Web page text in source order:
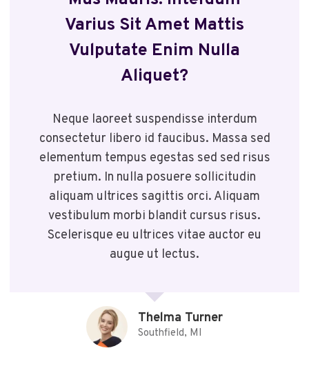
Varius Sit Amet Mattis
Vulputate Enim Nulla
Aliquet?
Neque laoreet suspendisse interdum
consectetur libero id faucibus. Massa sed
elementum tempus egestas sed sed risus
pretium. In nulla posuere sollicitudin
aliquam ultrices sagittis orci. Aliquam
vestibulum morbi blandit cursus risus.
Scelerisque eu ultrices vitae auctor eu
augue ut lectus.
Thelma Turner
Southfield, MI